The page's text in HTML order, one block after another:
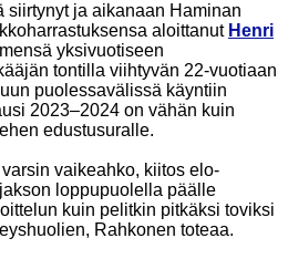
ja aikanaan Haminan
aloittanut Henri
yksivuotiseen
tontilla viihtyvän 22-vuotiaan
puolessavälissä käyntiin
2023–2024 on vähän kuin
edustusuralle.
vaikeahko, kiitos elo-
loppupuolella päälle
kuin pelitkin pitkäksi toviksi
Rahkonen toteaa.